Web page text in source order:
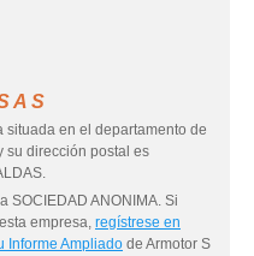
A S
situada en el departamento de
su dirección postal es
SOCIEDAD ANONIMA. Si
empresa, regístrese en
Informe Ampliado de Armotor S